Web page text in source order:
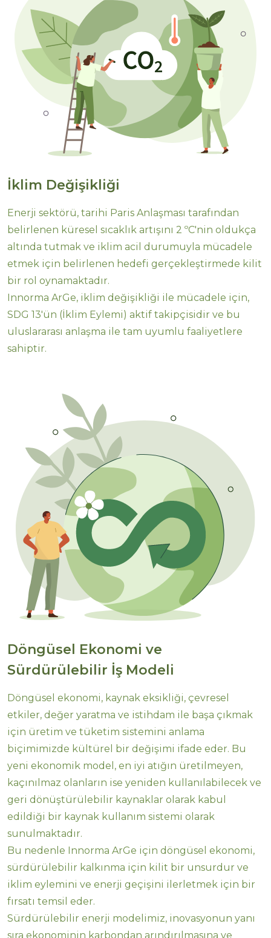
İklim Değişikliği
Enerji sektörü, tarihi Paris Anlaşması tarafından
belirlenen küresel sıcaklık artışını 2 ºC'nin oldukça
altında tutmak ve iklim acil durumuyla mücadele
etmek için belirlenen hedefi gerçekleştirmede kilit
bir rol oynamaktadır.
Innorma ArGe, iklim değişikliği ile mücadele için,
SDG 13'ün (İklim Eylemi) aktif takipçisidir ve bu
uluslararası anlaşma ile tam uyumlu faaliyetlere
sahiptir.
Döngüsel Ekonomi ve
Sürdürülebilir İş Modeli
Döngüsel ekonomi, kaynak eksikliği, çevresel
etkiler, değer yaratma ve istihdam ile başa çıkmak
için üretim ve tüketim sistemini anlama
biçimimizde kültürel bir değişimi ifade eder. Bu
yeni ekonomik model, en iyi atığın üretilmeyen,
kaçınılmaz olanların ise yeniden kullanılabilecek ve
geri dönüştürülebilir kaynaklar olarak kabul
edildiği bir kaynak kullanım sistemi olarak
sunulmaktadır.
Bu nedenle Innorma ArGe için döngüsel ekonomi,
sürdürülebilir kalkınma için kilit bir unsurdur ve
iklim eylemini ve enerji geçişini ilerletmek için bir
fırsatı temsil eder.
Sürdürülebilir enerji modelimiz, inovasyonun yanı
sıra ekonominin karbondan arındırılmasına ve